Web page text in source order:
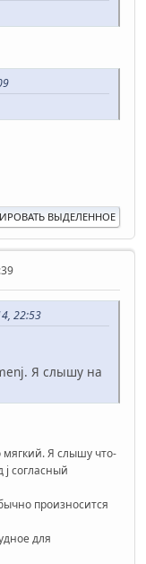
ВЫДЕЛЕННОЕ
22:53
Я слышу на
мягкий. Я слышу что-
j согласный
произносится
для